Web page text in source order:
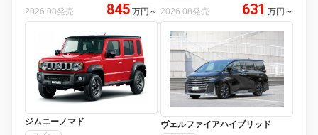
2026.08発売 845 万円 ～ 2026.08発売 631 万円 ～
ジムニーノマド ヴェルファイアハイブリッド